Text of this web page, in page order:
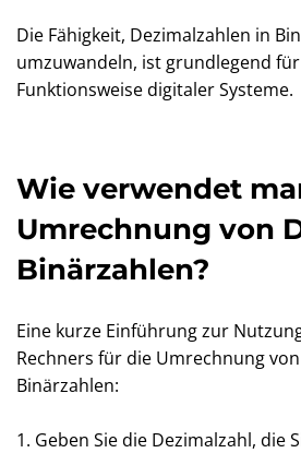
Die Fähigkeit, Dezimalzahlen in
umzuwandeln, ist grundlegend
Funktionsweise digitaler Systeme.
Wie verwendet
Umrechnung von
Binärzahlen?
Eine kurze Einführung zur
Rechners für die Umrechnung
Binärzahlen:
1. Geben Sie die Dezimalzahl, die